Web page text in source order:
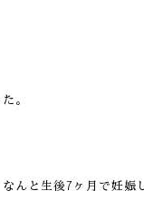
。
んと生後7ヶ月で妊娠